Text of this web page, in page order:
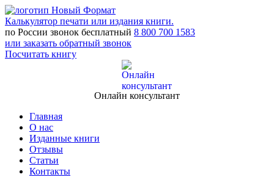
Калькулятор печати или издания книги.
по России звонок бесплатный 8 800 700 1583
или заказать обратный звонок
Посчитать книгу
Онлайн консультант
Главная
О нас
Изданные книги
Отзывы
Статьи
Контакты